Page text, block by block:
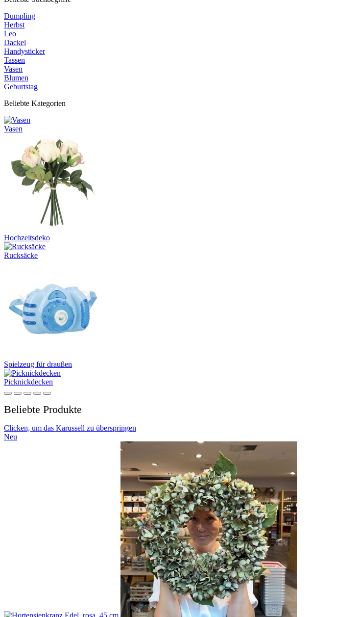
Dumpling
Herbst
Leo
Dackel
Handysticker
Tassen
Vasen
Blumen
Geburtstag
Beliebte Kategorien
Vasen
Hochzeitsdeko
Rucksäcke
Spielzeug für draußen
Picknickdecken
Beliebte Produkte
Clicken, um das Karussell zu überspringen
Neu